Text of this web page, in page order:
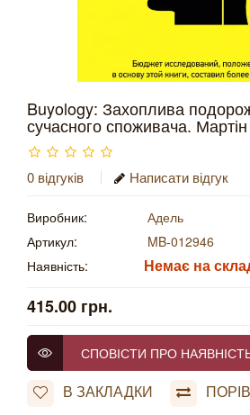
Buyology: Захоплива
сучасного споживача.
0 відгуків Написати відгук
Виробник:
Адель
Артикул:
MB-012946
Наявність:
Немає на
415.00 грн.
СПОВІСТИ ПРО
В ЗАКЛАДКИ